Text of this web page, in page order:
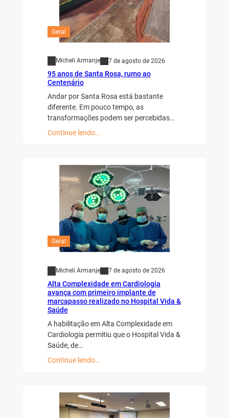
Geral
Micheli Armanje 7 de agosto de 2026
95 anos de Santa Rosa, rumo ao
Centenário
Andar por Santa Rosa está bastante
diferente. Em pouco tempo, as
transformações podem ser percebidas…
Continue lendo…
Geral
Micheli Armanje 7 de agosto de 2026
Alta Complexidade em Cardiologia
avança com primeiro implante de
marcapasso realizado no Hospital Vida &
Saúde
A habilitação em Alta Complexidade em
Cardiologia permitiu que o Hospital Vida &
Saúde, de…
Continue lendo…